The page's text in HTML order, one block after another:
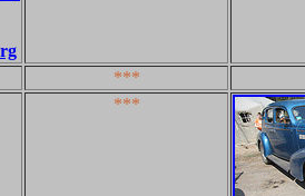
***
***